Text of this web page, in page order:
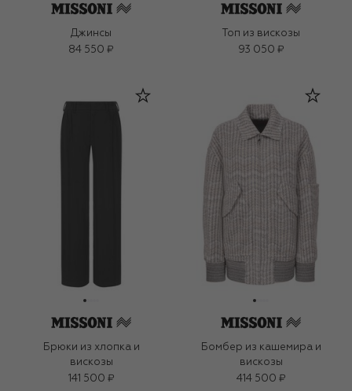
Джинсы
84 550 ₽
Топ из вискозы
93 050 ₽
Брюки из хлопка и
вискозы
141 500 ₽
Бомбер из кашемира и
вискозы
414 500 ₽